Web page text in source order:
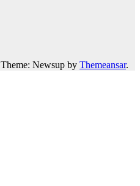
Theme: Newsup by Themeansar.